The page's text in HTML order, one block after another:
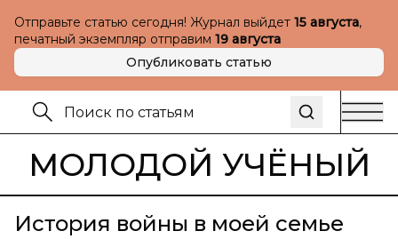
Отправьте статью сегодня! Журнал выйдет 15 августа,
печатный экземпляр отправим 19 августа
Опубликовать статью
МОЛОДОЙ УЧЁНЫЙ
История войны в моей семье